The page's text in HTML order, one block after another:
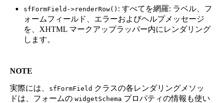
sfFormField->renderRow() : すべてを網羅: ラベル、フ
ォームフィールド、エラーおよびヘルプメッセージ
を、XHTML マークアップラッパー内にレンダリング
します。
NOTE
実際には、 sfFormField クラスの各レンダリングメソッ
ドは、フォームの widgetSchema プロパティの情報も使い